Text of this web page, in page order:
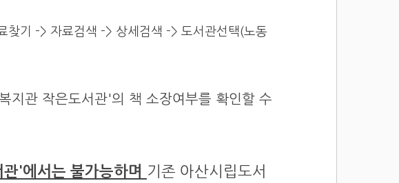
찾기 -> 자료검색 -> 상세검색 -> 도서관선택(노동
지관 작은도서관'의 책 소장여부를 확인할 수
'에서는 불가능하며 기존 아산시립도서